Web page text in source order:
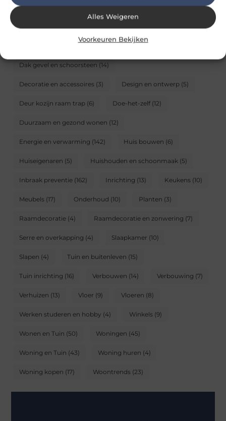
Alles Weigeren
Voorkeuren Bekijken
Bedtextiel(3) Beveiliging(15) Blog(6)
Bouwen en verbouwen
Consumenteninformatie(5)
Dak gevel en schoorsteen (14)
Decoratie en accessoires (3) Design en ontwerp (5)
Deur kozijn raam trap (6) Doe-het-zelf (12)
Duurzaam en gezond wonen (12)
Energie en verwarming (142) Huis bouwen (6)
Huiseigenaren (5) Huishouden en schoonmaak (5)
Inbraak preventie (162) Inrichting (13) Keukens (10)
Meubels (17) Onderhoud (10) Planten (3)
Raamdecoratie (4) Raamdecoratie en zonwering (7)
Serre en overkapping (4) Slaapkamer (10)
Slapen (4) Tuin en buitenleven (15)
Tuin inrichting (16) Verbouwen (14) Verbouwing (7)
Verhuizen (13) Vloer (9) Vloeren (8)
Werken studeren en hobby (4) Winkels (9)
Wonen en Tuin (50) Woningen (45)
Woning en Tuin (43) Woning huren (4)
Woning kopen (17) Woontrends (23)